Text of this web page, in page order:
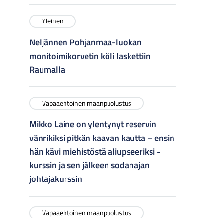
Yleinen
Neljännen Pohjanmaa-luokan
monitoimikorvetin köli laskettiin
Raumalla
Vapaaehtoinen maanpuolustus
Mikko Laine on ylentynyt reservin
vänrikiksi pitkän kaavan kautta – ensin
hän kävi miehistöstä aliupseeriksi -
kurssin ja sen jälkeen sodanajan
johtajakurssin
Vapaaehtoinen maanpuolustus